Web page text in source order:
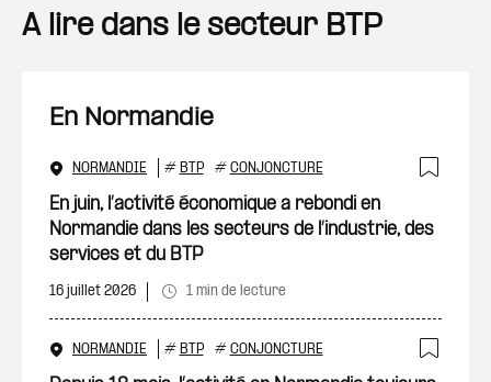
A lire dans le secteur BTP
En Normandie
NORMANDIE # BTP # CONJONCTURE
En juin, l’activité économique a rebondi en
Normandie dans les secteurs de l’industrie, des
services et du BTP
16 juillet 2026 1 min de lecture
NORMANDIE # BTP # CONJONCTURE